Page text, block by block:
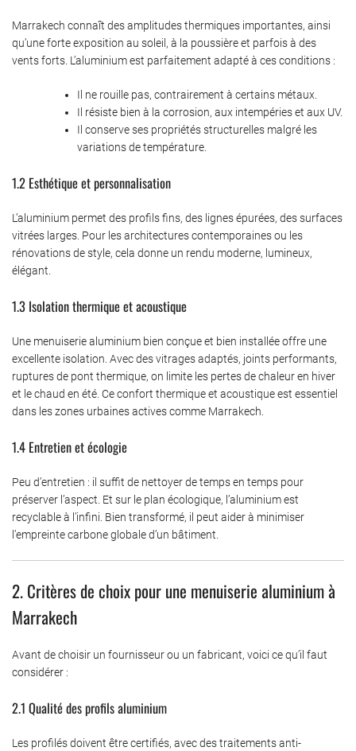
Marrakech connaît des amplitudes thermiques importantes, ainsi
qu’une forte exposition au soleil, à la poussière et parfois à des
vents forts. L’aluminium est parfaitement adapté à ces conditions :
Il ne rouille pas, contrairement à certains métaux.
Il résiste bien à la corrosion, aux intempéries et aux UV.
Il conserve ses propriétés structurelles malgré les
variations de température.
1.2 Esthétique et personnalisation
L’aluminium permet des profils fins, des lignes épurées, des surfaces
vitrées larges. Pour les architectures contemporaines ou les
rénovations de style, cela donne un rendu moderne, lumineux,
élégant.
1.3 Isolation thermique et acoustique
Une menuiserie aluminium bien conçue et bien installée offre une
excellente isolation. Avec des vitrages adaptés, joints performants,
ruptures de pont thermique, on limite les pertes de chaleur en hiver
et le chaud en été. Ce confort thermique et acoustique est essentiel
dans les zones urbaines actives comme Marrakech.
1.4 Entretien et écologie
Peu d’entretien : il suffit de nettoyer de temps en temps pour
préserver l’aspect. Et sur le plan écologique, l’aluminium est
recyclable à l’infini. Bien transformé, il peut aider à minimiser
l’empreinte carbone globale d’un bâtiment.
2. Critères de choix pour une menuiserie aluminium à
Marrakech
Avant de choisir un fournisseur ou un fabricant, voici ce qu’il faut
considérer :
2.1 Qualité des profils aluminium
Les profilés doivent être certifiés, avec des traitements anti-